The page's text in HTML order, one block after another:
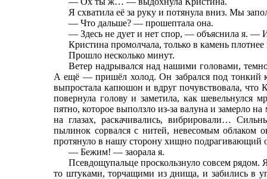
Я схватила её за руку и потянула вниз. Мы
— Что дальше? — прошептала она.
— Здесь не дует и нет спор, — объяснила я.
Кристина промолчала, только в камень плотнее
Прошло несколько минут.
Ветер надрывался над нашими головами,
А ещё — пришёл холод. Он забрался под тонкий
выпростала капюшон и вдруг почувствовала, что
повернула голову и заметила, как шевельнулся
пятно, которое выползло из-за валуна и замерло
на глазах, раскачивались, вибрировали…
пылинок сорвался с нитей, невесомым облаком
протянуло в нашу сторону хищно подрагивающий
— Бежим! — заорала я.
Псевдощупальце проскользнуло совсем
то штуками, торчащими из днища, и забились в